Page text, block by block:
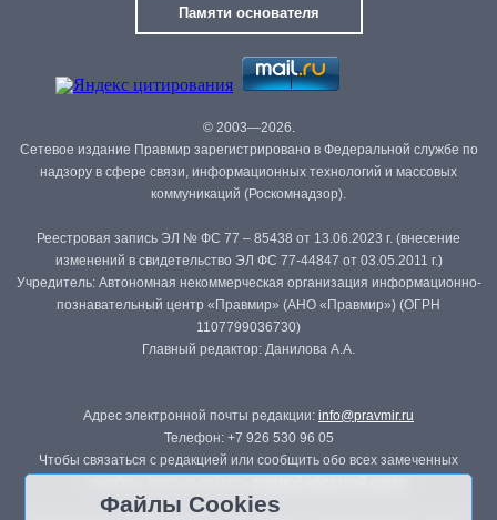
Памяти основателя
© 2003—2026.
Сетевое издание Правмир зарегистрировано в Федеральной службе по
надзору в сфере связи, информационных технологий и массовых
коммуникаций (Роскомнадзор).
Реестровая запись ЭЛ № ФС 77 – 85438 от 13.06.2023 г. (внесение
изменений в свидетельство ЭЛ ФС 77-44847 от 03.05.2011 г.)
Учредитель: Автономная некоммерческая организация информационно-
познавательный центр «Правмир» (АНО «Правмир») (ОГРН
1107799036730)
Главный редактор: Данилова А.А.
Адрес электронной почты редакции: info@pravmir.ru
Телефон: +7 926 530 96 05
Чтобы связаться с редакцией или сообщить обо всех замеченных
Файлы Cookies